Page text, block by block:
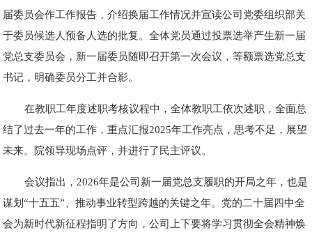
届委员会作工作报告，介绍换届工作情况并宣读公司党委组织部关
于委员候选人预备人选的批复。全体党员通过投票选举产生新一届
党总支委员会，新一届委员随即召开第一次会议，等额票选党总支
书记，明确委员分工并合影。
在教职工年度述职考核议程中，全体教职工依次述职，全面总
结了过去一年的工作，重点汇报2025年工作亮点，思考不足，展望
未来。院领导现场点评，并进行了民主评议。
会议指出，2026年是公司新一届党总支履职的开局之年，也是
谋划“十五五”、推动事业转型跨越的关键之年。党的二十届四中全
会为新时代新征程指明了方向，公司上下要将学习贯彻全会精神焕